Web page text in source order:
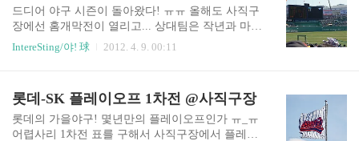
드디어 야구 시즌이 돌아왔다! ㅠㅠ 올해도 사직구
장에선 홈개막전이 열리고... 상대팀은 작년과 마찬
가지로 한화, 류현진이다 작년 개막전의 류현진을
생각하면 걱정이 되진 않겠지만, 야구란 모르는것
불리하다고 판단했다 예매를 빨리한다고 했지만,
클릭하다보니 이미 선점된 좌석 ㅠㅠ 겨우겨우 구
한 3루A석에서 경기를 관람했다 오랜만에 맡는 야
IntereSting/야! 球 2012. 4. 9. 00:11
롯데-SK 플레이오프 1차전 @사직구장
롯데의 가을야구! 몇년만의 플레이오프인가 ㅠ_ㅠ
어렵사리 1차전 표를 구해서 사직구장에서 플레이